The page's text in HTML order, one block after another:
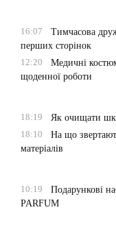
16:07
Тимчасова
перших сторінок
12:20
Медичні
щоденної роботи
18:19
Як очищати
18:10
На що
матеріалів
10:19
Подарункові
PARFUM